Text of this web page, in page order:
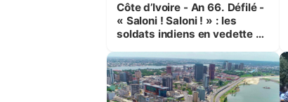
Côte d’Ivoire - An 66. Défilé -
« Saloni ! Saloni ! » : les
soldats indiens en vedette à